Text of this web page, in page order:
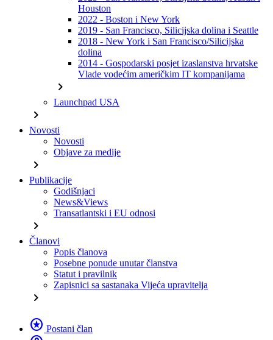
Houston
2022 - Boston i New York
2019 - San Francisco, Silicijska dolina i Seattle
2018 - New York i San Francisco/Silicijska
dolina
2014 - Gospodarski posjet izaslanstva hrvatske
Vlade vodećim američkim IT kompanijama
chevron_right
Launchpad USA
chevron_right
Novosti
Novosti
Objave za medije
chevron_right
Publikacije
Godišnjaci
News&Views
Transatlantski i EU odnosi
chevron_right
Članovi
Popis članova
Posebne ponude unutar članstva
Statut i pravilnik
Zapisnici sa sastanaka Vijeća upravitelja
chevron_right
stars Postani član